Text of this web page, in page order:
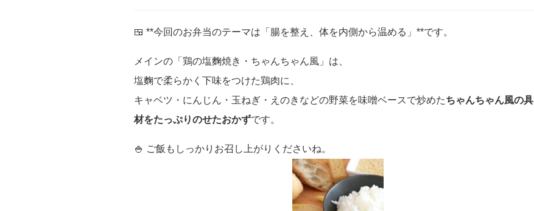
🍱 **今回のお弁当のテーマは「腸を整え、体を内側から温める」**です。
メインの「鶏の塩麴焼き・ちゃんちゃん風」は、
塩麴で柔らかく下味をつけた鶏肉に、
キャベツ・にんじん・玉ねぎ・えのきなどの野菜を味噌ベースで炒めたちゃんちゃん風の具
材をたっぷりのせたおかずです。
🍚 ご飯もしっかりお召し上がりくださいね。